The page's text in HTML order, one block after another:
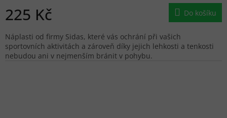
225 Kč Do košíku
Náplasti od firmy Sidas, které vás ochrání při vašich
sportovních aktivitách a zároveň díky jejich lehkosti a tenkosti
nebudou ani v nejmenším bránit v pohybu.